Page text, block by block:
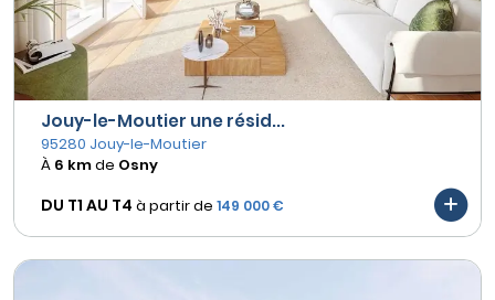
Jouy-le-Moutier une résid...
95280 Jouy-le-Moutier
À 6 kmde Osny
DU T1 AU T4 à partir de 149 000 €